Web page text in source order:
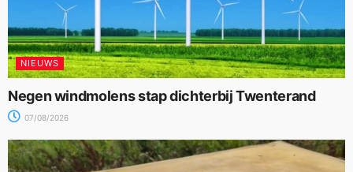
NIEUWS
Negen windmolens stap dichterbij Twenterand
07/08/2026